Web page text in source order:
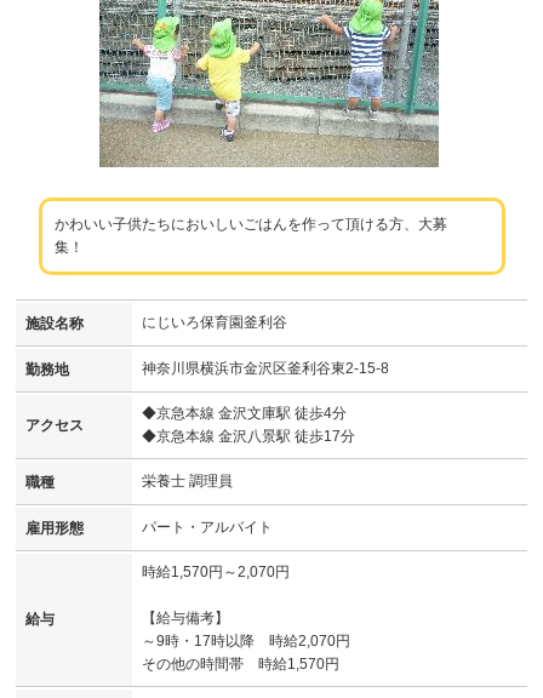
かわいい子供たちにおいしいごはんを作って頂ける方、大募
集！
施設名称 にじいろ保育園釜利谷
勤務地 神奈川県横浜市金沢区釜利谷東2-15-8
アクセス
◆京急本線 金沢文庫駅 徒歩4分
◆京急本線 金沢八景駅 徒歩17分
職種 栄養士 調理員
雇用形態 パート・アルバイト
給与
時給1,570円～2,070円
【給与備考】
～9時・17時以降 時給2,070円
その他の時間帯 時給1,570円